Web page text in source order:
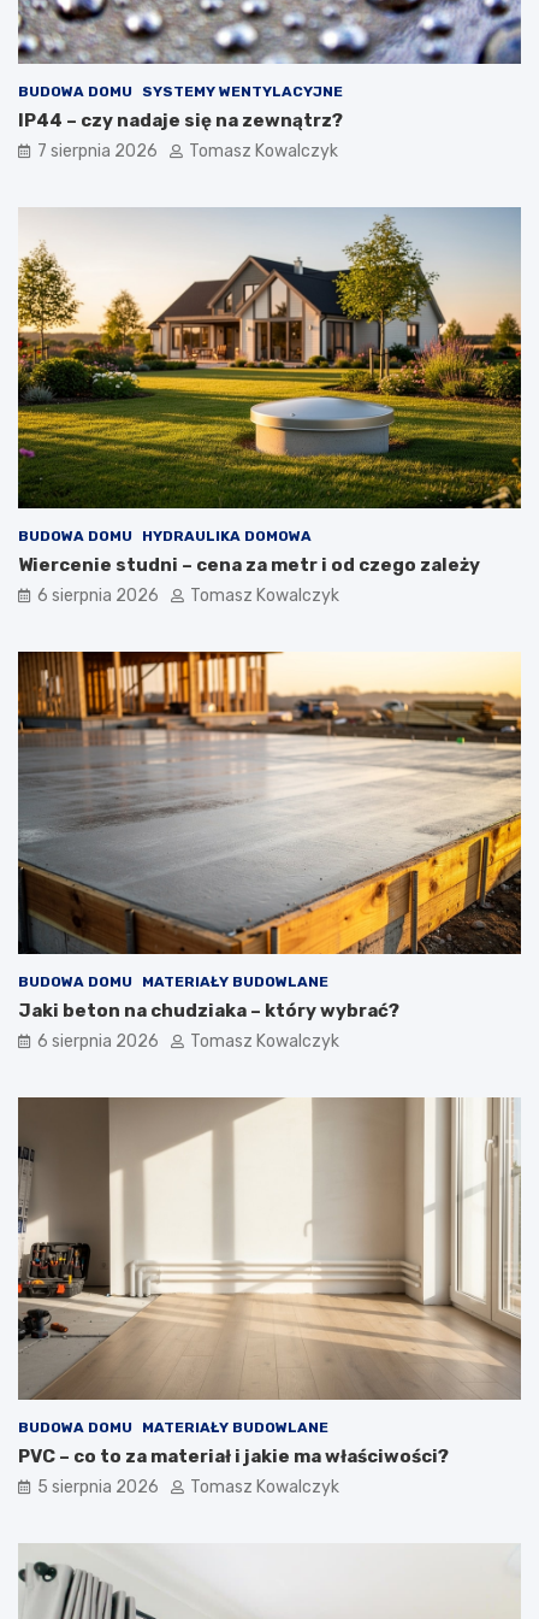
i
z
e
n
ę
t
n
c
h
w
i
e
BUDOWA DOMU SYSTEMY WENTYLACYJNE
IP44 – czy nadaje się na zewnątrz?
7 sierpnia 2026 Tomasz Kowalczyk
BUDOWA DOMU HYDRAULIKA DOMOWA
Wiercenie studni – cena za metr i od czego zależy
6 sierpnia 2026 Tomasz Kowalczyk
BUDOWA DOMU MATERIAŁY BUDOWLANE
Jaki beton na chudziaka – który wybrać?
6 sierpnia 2026 Tomasz Kowalczyk
BUDOWA DOMU MATERIAŁY BUDOWLANE
PVC – co to za materiał i jakie ma właściwości?
5 sierpnia 2026 Tomasz Kowalczyk